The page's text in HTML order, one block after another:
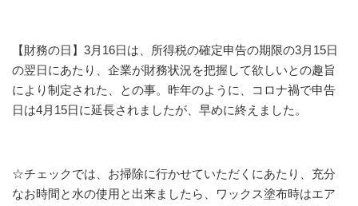
【財務の日】3月16日は、所得税の確定申告の期限の3月15日
の翌日にあたり、企業が財務状況を把握して欲しいとの趣旨
により制定された、との事。昨年のように、コロナ禍で申告
日は4月15日に延長されましたが、早めに終えました。
☆チェックでは、お掃除に行かせていただくにあたり、充分
なお時間と水の使用と出来ましたら、ワックス塗布時はエア